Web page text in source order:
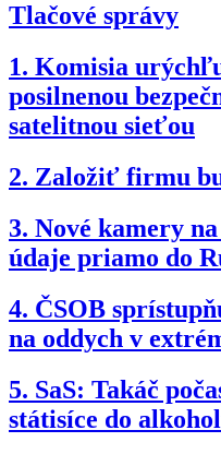
Tlačové správy
1. Komisia
posilnenou
satelitnou sieťou
2. Založiť firmu
3. Nové kamery
údaje priamo do
4. ČSOB
na oddych v
5. SaS: Takáč
státisíce do